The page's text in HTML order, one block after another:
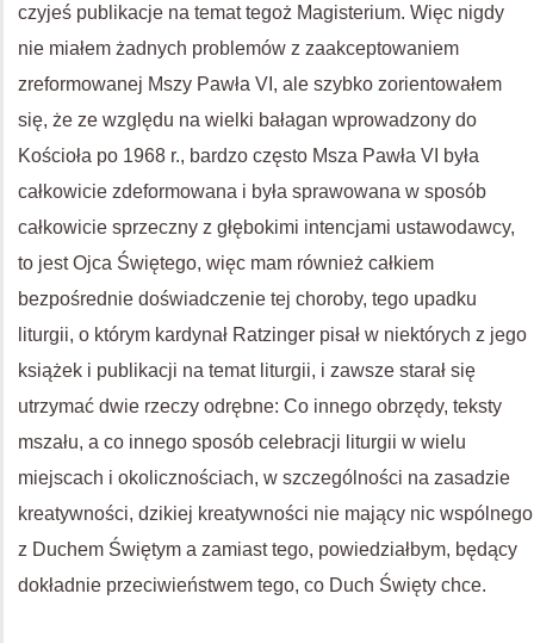
czyjeś publikacje na temat tegoż Magisterium. Więc nigdy
nie miałem żadnych problemów z zaakceptowaniem
zreformowanej Mszy Pawła VI, ale szybko zorientowałem
się, że ze względu na wielki bałagan wprowadzony do
Kościoła po 1968 r., bardzo często Msza Pawła VI była
całkowicie zdeformowana i była sprawowana w sposób
całkowicie sprzeczny z głębokimi intencjami ustawodawcy,
to jest Ojca Świętego, więc mam również całkiem
bezpośrednie doświadczenie tej choroby, tego upadku
liturgii, o którym kardynał Ratzinger pisał w niektórych z jego
książek i publikacji na temat liturgii, i zawsze starał się
utrzymać dwie rzeczy odrębne: Co innego obrzędy, teksty
mszału, a co innego sposób celebracji liturgii w wielu
miejscach i okolicznościach, w szczególności na zasadzie
kreatywności, dzikiej kreatywności nie mający nic wspólnego
z Duchem Świętym a zamiast tego, powiedziałbym, będący
dokładnie przeciwieństwem tego, co Duch Święty chce.